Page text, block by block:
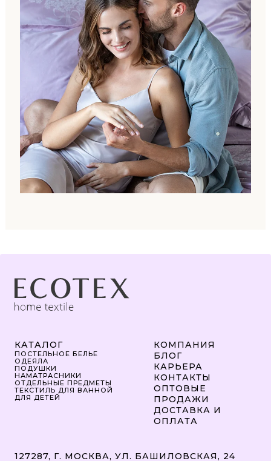
КАТАЛОГ
ПОСТЕЛЬНОЕ БЕЛЬЕ
ОДЕЯЛА
ПОДУШКИ
НАМАТРАСНИКИ
ОТДЕЛЬНЫЕ ПРЕДМЕТЫ
ТЕКСТИЛЬ ДЛЯ ВАННОЙ
ДЛЯ ДЕТЕЙ
КОМПАНИЯ
БЛОГ
КАРЬЕРА
КОНТАКТЫ
ОПТОВЫЕ
ПРОДАЖИ
ДОСТАВКА И
ОПЛАТА
127287, Г. МОСКВА, УЛ. БАШИЛОВСКАЯ, 24